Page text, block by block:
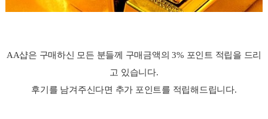
AA샵은 구매하신 모든 분들께 구매금액의 3% 포인트 적립을 드리
고 있습니다.
후기를 남겨주신다면 추가 포인트를 적립해드립니다.